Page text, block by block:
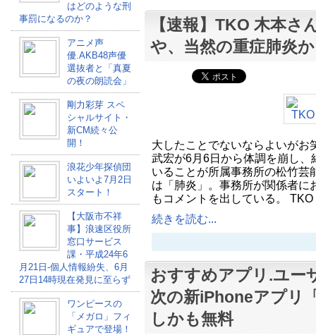
はどのような刑
事罰になるのか？
アニメ声
優.AKB48声優
選抜者と「真夏
の夜の朗読会」
剛力彩芽 スペ
シャルサイト・
新CM続々公
開！
浪花少年探偵団
いよいよ7月2日
スタート！
【大阪市不祥
事】浪速区役所
窓口サービス
課・平成24年6
月21日-個人情報紛失、6月
27日14時現在発見に至らず
ワンピースの
「メガロ」フィ
ギュアで登場！
【速報】TKO 木本さ
や、当然の重症肺炎
大したことでないならよいがお
武宏が6月6日から体調を崩し
いることが所属事務所の松竹芸
は「肺炎」。事務所が関係者に
もコメントを出している。
続きを読む...
おすすめアプリ.ユー
次の新iPhoneアプリ
しかも無料